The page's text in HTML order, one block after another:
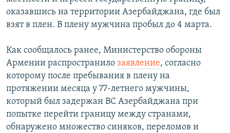
оказавшись на территории Азербайджана, где был
взят в плен. В плену мужчина пробыл до 4 марта.
Как сообщалось ранее, Министерство обороны
Армении распространило заявление, согласно
которому после пребывания в плену на
протяжении месяца у 77-летнего мужчины,
который был задержан ВС Азербайджана при
попытке перейти границу между странами,
обнаружено множество синяков, переломов и